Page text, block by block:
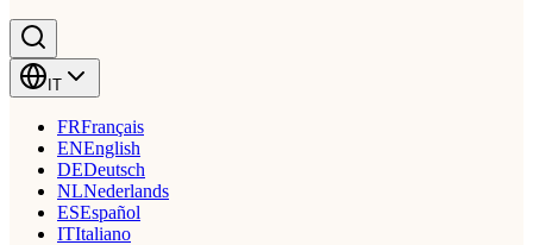
IT
FRFrançais
ENEnglish
DEDeutsch
NLNederlands
ESEspañol
ITItaliano